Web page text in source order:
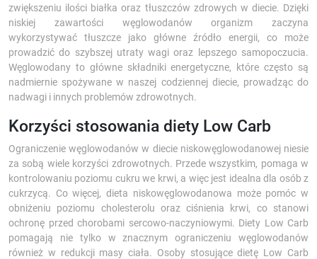
zwiększeniu ilości białka oraz tłuszczów zdrowych w diecie. Dzięki
niskiej zawartości węglowodanów organizm zaczyna
wykorzystywać tłuszcze jako główne źródło energii, co może
prowadzić do szybszej utraty wagi oraz lepszego samopoczucia.
Węglowodany to główne składniki energetyczne, które często są
nadmiernie spożywane w naszej codziennej diecie, prowadząc do
nadwagi i innych problemów zdrowotnych.
Korzyści stosowania diety Low Carb
Ograniczenie węglowodanów w diecie niskowęglowodanowej niesie
za sobą wiele korzyści zdrowotnych. Przede wszystkim, pomaga w
kontrolowaniu poziomu cukru we krwi, a więc jest idealna dla osób z
cukrzycą. Co więcej, dieta niskowęglowodanowa może pomóc w
obniżeniu poziomu cholesterolu oraz ciśnienia krwi, co stanowi
ochronę przed chorobami sercowo-naczyniowymi. Diety Low Carb
pomagają nie tylko w znacznym ograniczeniu węglowodanów
również w redukcji masy ciała. Osoby stosujące dietę Low Carb